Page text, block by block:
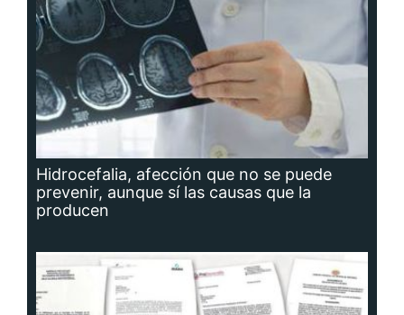
Hidrocefalia, afección que no se puede
prevenir, aunque sí las causas que la
producen